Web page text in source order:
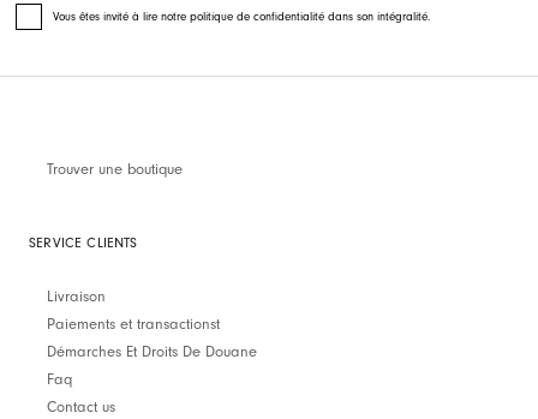
Vous êtes invité à lire notre politique de confidentialité dans son intégralité.
Trouver une boutique
SERVICE CLIENTS
Livraison
Paiements et transactionst
Démarches Et Droits De Douane
Faq
Contact us